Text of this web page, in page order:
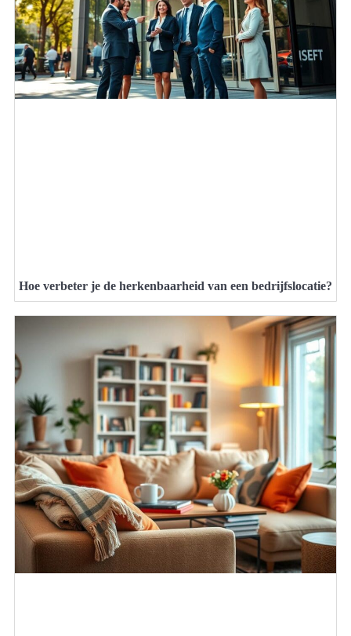
Hoe verbeter je de herkenbaarheid van een bedrijfslocatie?